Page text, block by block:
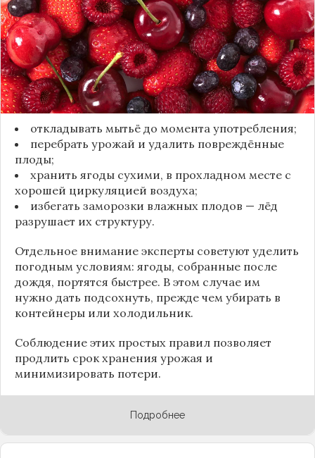
роль природного барьера. Он защищает ягоды
от пересыхания, бактерий и плесени. При
смывании этого слоя плоды быстро начинают
темнеть, покрываться налётом и терять вкус.
Чтобы ягоды сохранили свежесть, специалисты
рекомендуют:
откладывать мытьё до момента употребления;
перебрать урожай и удалить повреждённые
плоды;
хранить ягоды сухими, в прохладном месте с
хорошей циркуляцией воздуха;
избегать заморозки влажных плодов — лёд
разрушает их структуру.
Отдельное внимание эксперты советуют уделить
погодным условиям: ягоды, собранные после
дождя, портятся быстрее. В этом случае им
нужно дать подсохнуть, прежде чем убирать в
контейнеры или холодильник.
Соблюдение этих простых правил позволяет
продлить срок хранения урожая и
минимизировать потери.
Подробнее